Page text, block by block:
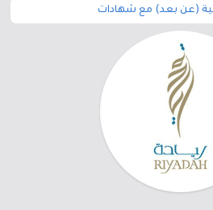
(عن بعد) مع شهادات